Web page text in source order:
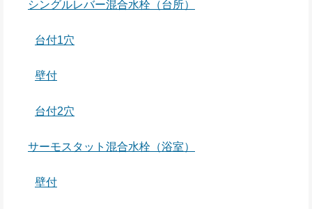
シングルレバー混合水栓（台所）
台付1穴
壁付
台付2穴
サーモスタット混合水栓（浴室）
壁付